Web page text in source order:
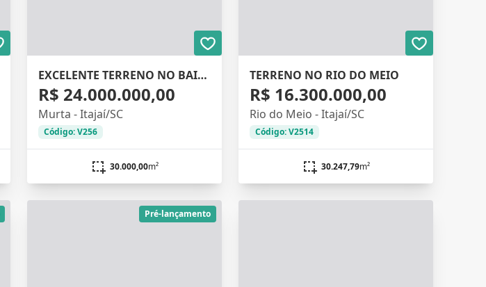
EXCELENTE TERRENO NO BAIRRO MURTA
R$ 24.000.000,00
Murta - Itajaí/SC
Código: V256
30.000,00m²
TERRENO NO RIO DO MEIO
R$ 16.300.000,00
Rio do Meio - Itajaí/SC
Código: V2514
30.247,79m²
Pré-lançamento